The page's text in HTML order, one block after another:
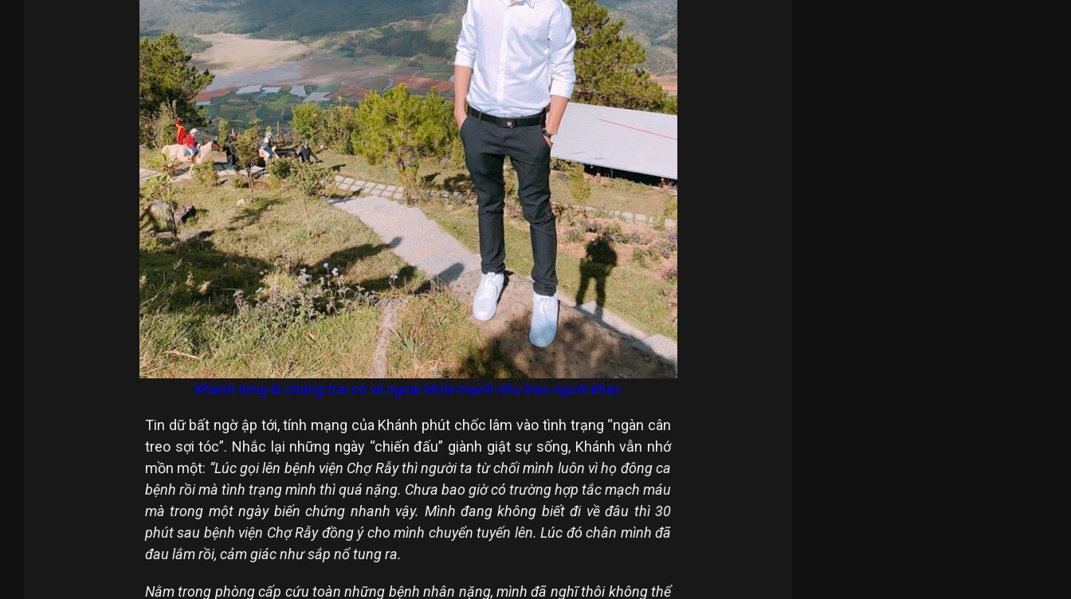
Khánh từng là chàng trai có vẻ ngoài khỏe mạnh như bao người khác
Tin dữ bất ngờ ập tới, tính mạng của Khánh phút chốc lâm vào tình trạng “ngàn cân
treo sợi tóc”. Nhắc lại những ngày “chiến đấu” giành giật sự sống, Khánh vẫn nhớ
mồn một: “Lúc gọi lên bệnh viện Chợ Rẫy thì người ta từ chối mình luôn vì họ đông ca
bệnh rồi mà tình trạng mình thì quá nặng. Chưa bao giờ có trường hợp tắc mạch máu
mà trong một ngày biến chứng nhanh vậy. Mình đang không biết đi về đâu thì 30
phút sau bệnh viện Chợ Rẫy đồng ý cho mình chuyển tuyến lên. Lúc đó chân mình đã
đau lắm rồi, cảm giác như sắp nổ tung ra.
Nằm trong phòng cấp cứu toàn những bệnh nhân nặng, mình đã nghĩ thôi không thể